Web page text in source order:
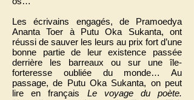
Les écrivains engagés, de Pramoedya
Ananta Toer à Putu Oka Sukanta, ont
réussi de sauver les leurs au prix fort d’une
bonne partie de leur existence passée
derrière les barreaux ou sur une île-
forteresse oubliée du monde… Au
passage, de Putu Oka Sukanta, on peut
lire en français Le voyage du poète.